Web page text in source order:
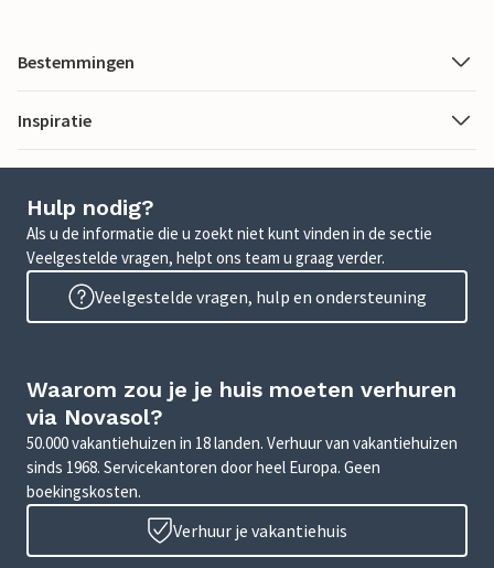
Bestemmingen
Inspiratie
Hulp nodig?
Als u de informatie die u zoekt niet kunt vinden in de sectie
Veelgestelde vragen, helpt ons team u graag verder.
Veelgestelde vragen, hulp en ondersteuning
Waarom zou je je huis moeten verhuren
via Novasol?
50.000 vakantiehuizen in 18 landen. Verhuur van vakantiehuizen
sinds 1968. Servicekantoren door heel Europa. Geen
boekingskosten.
Verhuur je vakantiehuis